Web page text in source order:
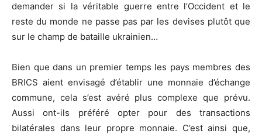
demander si la véritable guerre entre l’Occident et le
reste du monde ne passe pas par les devises plutôt que
sur le champ de bataille ukrainien…
Bien que dans un premier temps les pays membres des
BRICS aient envisagé d’établir une monnaie d’échange
commune, cela s’est avéré plus complexe que prévu.
Aussi ont-ils préféré opter pour des transactions
bilatérales dans leur propre monnaie. C’est ainsi que,